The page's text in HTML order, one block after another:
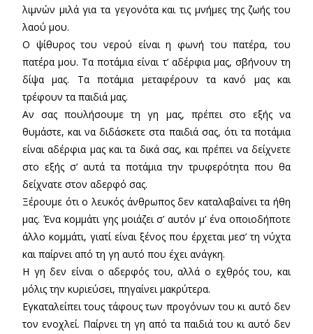
λιμνών μιλά για τα γεγονότα και τις μνήμες της ζωής του
λαού μου.
Ο ψίθυρος του νερού είναι η φωνή του πατέρα, του
πατέρα μου. Τα ποτάμια είναι τ’ αδέρφια μας, σβήνουν τη
δίψα μας. Τα ποτάμια μεταφέρουν τα κανό μας και
τρέφουν τα παιδιά μας.
Αν σας πουλήσουμε τη γη μας, πρέπει στο εξής να
θυμάστε, και να διδάσκετε στα παιδιά σας, ότι τα ποτάμια
είναι αδέρφια μας και τα δικά σας, και πρέπει να δείχνετε
στο εξής σ’ αυτά τα ποτάμια την τρυφερότητα που θα
δείχνατε στον αδερφό σας.
Ξέρουμε ότι ο λευκός άνθρωπος δεν καταλαβαίνει τα ήθη
μας. Ένα κομμάτι γης μοιάζει σ’ αυτόν μ’ ένα οποιοδήποτε
άλλο κομμάτι, γιατί είναι ξένος που έρχεται μεσ’ τη νύχτα
και παίρνει από τη γη αυτό που έχει ανάγκη.
Η γη δεν είναι ο αδερφός του, αλλά ο εχθρός του, και
μόλις την κυριεύσει, πηγαίνει μακρύτερα.
Εγκαταλείπει τους τάφους των προγόνων του κι αυτό δεν
τον ενοχλεί. Παίρνει τη γη από τα παιδιά του κι αυτό δεν